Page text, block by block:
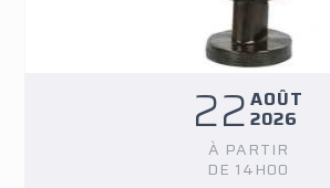
22 AOÛT
2026
À PARTIR
DE 14H00